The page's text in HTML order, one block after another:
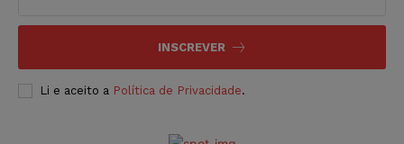
INSCREVER
Li e aceito a Política de Privacidade.